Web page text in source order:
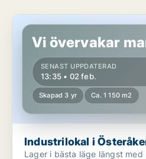
Industrilokal i Österåker
Vi övervakar
SENAST UPPDATERAD
13:35 • 02 feb.
Skapad 3 yr Ca. 1 150 m2
Industrilokal i
Lager i bästa läge längst med